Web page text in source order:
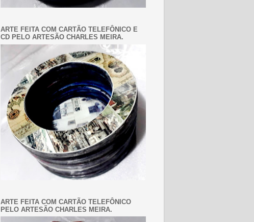
ARTE FEITA COM CARTÃO TELEFÔNICO E
CD PELO ARTESÃO CHARLES MEIRA.
ARTE FEITA COM CARTÃO TELEFÔNICO
PELO ARTESÃO CHARLES MEIRA.